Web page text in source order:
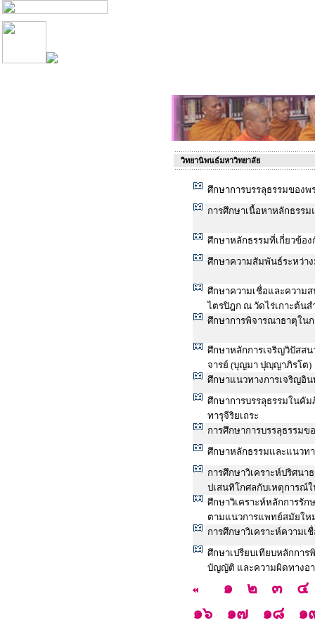
วิทยานิพนธ์มหาวิทยาลัย
ศึกษาการบรรลุธรรมของ
การศึกษาเนื้อหาหลักธรร
ศึกษาหลักธรรมที่เกี่ยวข้อง
ศึกษาความสัมพันธ์ระหว่า
ศึกษาความเชื่อและความ
ไตรปิฎก ณ วัดไร่เกาะต้นส
ศึกษาการพิจารณาธาตุใน
ศึกษาหลักการเจริญวิปัสส
จารย์ (บุญมา ปุญฺญาภิรโต)
ศึกษาแนวทางการเจริญอิ
ศึกษาการบรรลุธรรมในคั
ทารุจีริยเถระ
การศึกษาการบรรลุธรรมข
ศึกษาหลักธรรมและแนวท
การศึกษาวิเคราะห์ปริศน
ปเสนทิโกศลกับเหตุการณ์
ศึกษาวิเคราะห์หลักการรั
ตามแนวการแพทย์สมัยให
การศึกษาวิเคราะห์ความ
ศึกษาเปรียบเทียบหลักกา
บัญญัติ และความผิดทางอ
๑ ๒ ๓
๔
๑๖
๑๗ ๑๘
๑